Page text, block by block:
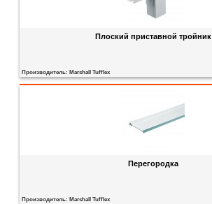
Плоский приставной тройник
Производитель: Marshall Tufflex
Перегородка
Производитель: Marshall Tufflex